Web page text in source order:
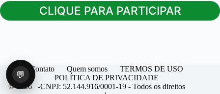
CLIQUE PARA PARTICIPAR
Contato Quem somos
TERMOS DE USO
POLÍTICA DE PRIVACIDADE
© 2026 -CNPJ: 52.144.916/0001-19 - Todos os direitos
💬